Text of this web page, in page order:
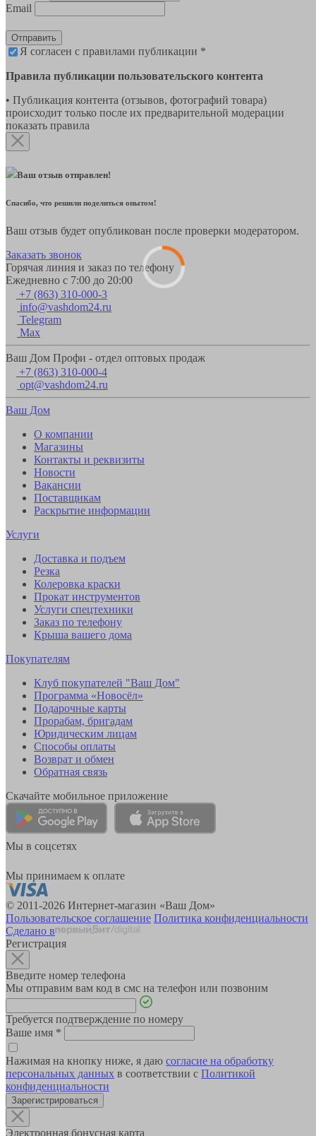
Email
Отправить
Я согласен с правилами публикации *
Правила публикации пользовательского контента
• Публикация контента (отзывов, фотографий товара)
происходит только после их предварительной модерации
показать правила
Ваш отзыв отправлен!
Спасибо, что решили поделиться опытом!
Ваш отзыв будет опубликован после проверки модератором.
Заказать звонок
Горячая линия и заказ по телефону
Ежедневно с 7:00 до 20:00
+7 (863) 310-000-3
info@vashdom24.ru
Telegram
Max
Ваш Дом Профи - отдел оптовых продаж
+7 (863) 310-000-4
opt@vashdom24.ru
Ваш Дом
О компании
Магазины
Контакты и реквизиты
Новости
Вакансии
Поставщикам
Раскрытие информации
Услуги
Доставка и подъем
Резка
Колеровка краски
Прокат инструментов
Услуги спецтехники
Заказ по телефону
Крыша вашего дома
Покупателям
Клуб покупателей "Ваш Дом"
Программа «Новосёл»
Подарочные карты
Прорабам, бригадам
Юридическим лицам
Способы оплаты
Возврат и обмен
Обратная связь
Скачайте мобильное приложение
Мы в соцсетях
Мы принимаем к оплате
© 2011-2026 Интернет-магазин «Ваш Дом»
Пользовательское соглашение Политика конфиденциальности
Сделано в
Регистрация
Введите номер телефона
Мы отправим вам код в смс на телефон или позвоним
Требуется подтверждение по номеру
Ваше имя *
Нажимая на кнопку ниже, я даю согласие на обработку
персональных данных в соответствии с Политикой
конфиденциальности
Зарегистрироваться
Электронная бонусная карта